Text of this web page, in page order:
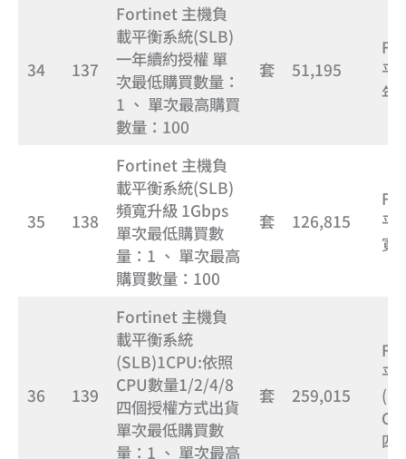
34 137
Fortinet 主機負
載平衡系統(SLB)
一年續約授權 單
次最低購買數量：
1 、 單次最高購買
數量：100
套 51,195
平
年
35 138
Fortinet 主機負
載平衡系統(SLB)
頻寬升級 1Gbps
單次最低購買數
量：1 、 單次最高
購買數量：100
套 126,815
平
寬
36 139
Fortinet 主機負
載平衡系統
(SLB)1CPU:依照
CPU數量1/2/4/8
四個授權方式出貨
單次最低購買數
量：1 、 單次最高
套 259,015
平
四